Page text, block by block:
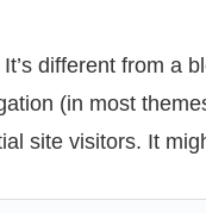
different from a
(in most
site visitors. It